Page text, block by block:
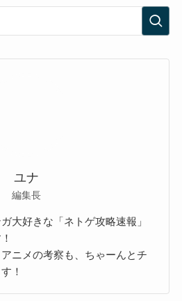
ユナ
編集長
大好きな「ネトゲ攻略速報」
ニメの考察も、ちゃーんとチ
！